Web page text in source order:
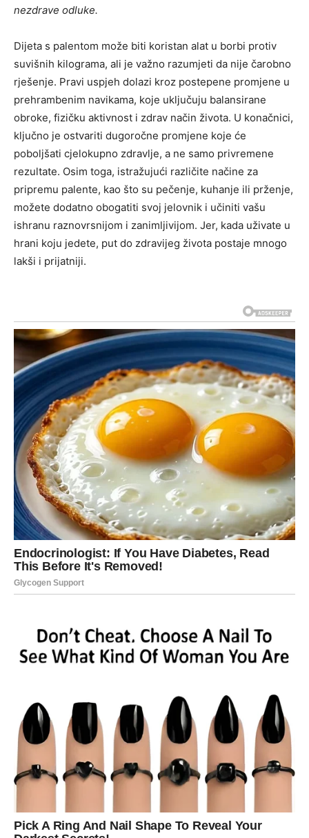
nezdrave odluke.
Dijeta s palentom može biti koristan alat u borbi protiv
suvišnih kilograma, ali je važno razumjeti da nije čarobno
rješenje. Pravi uspjeh dolazi kroz postepene promjene u
prehrambenim navikama, koje uključuju balansirane
obroke, fizičku aktivnost i zdrav način života. U konačnici,
ključno je ostvariti dugoročne promjene koje će
poboljšati cjelokupno zdravlje, a ne samo privremene
rezultate. Osim toga, istražujući različite načine za
pripremu palente, kao što su pečenje, kuhanje ili prženje,
možete dodatno obogatiti svoj jelovnik i učiniti vašu
ishranu raznovrsnijom i zanimljivijom. Jer, kada uživate u
hrani koju jedete, put do zdravijeg života postaje mnogo
lakši i prijatniji.